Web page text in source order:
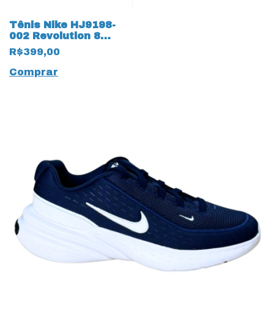
Tênis Nike HJ9198-
002 Revolution 8
19952 Preto
R$399,00
Comprar